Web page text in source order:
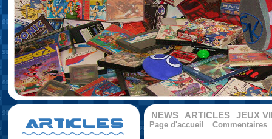
NEWS ARTICLES JEUX
Page d'accueil Commentaires
ARTICLES